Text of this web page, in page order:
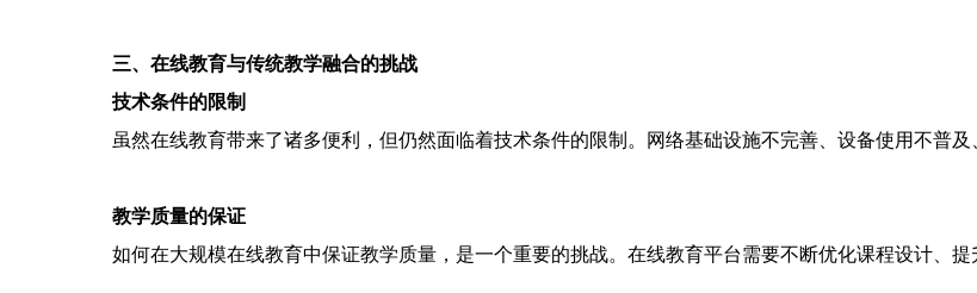
三、在线教育与传统教学融合的挑战
技术条件的限制
虽然在线教育带来了诸多便利，但仍然面临着技术条件的限制。网络基础设施不完善、设备使用不普
教学质量的保证
如何在大规模在线教育中保证教学质量，是一个重要的挑战。在线教育平台需要不断优化课程设计、